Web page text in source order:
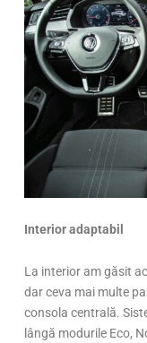
Interior adaptabil
La interior am găsit
dar ceva mai multe
consola centrală.
lângă modurile Eco,